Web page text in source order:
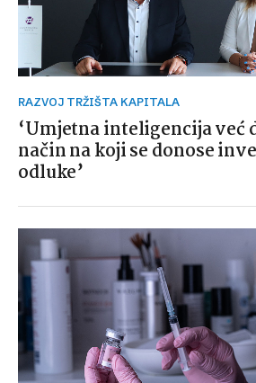
RAZVOJ TRŽIŠTA KAPITALA
‘Umjetna inteligencija već
način na koji se donose
odluke’